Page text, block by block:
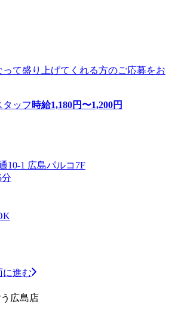
て盛り上げてくれる方のご応募をお
タッフ 時給1,180円〜1,200円
10-1 広島パルコ7F
に進む
広島店